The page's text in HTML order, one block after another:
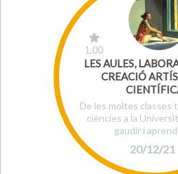
20/12/21
1.00
LES AULES,
CREACIÓ
De les moltes classes
ciències a la
gaudir i